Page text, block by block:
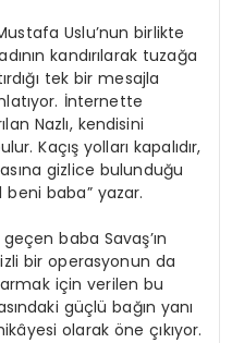
Uslu’nun birlikte
kandırılarak tuzağa
tek bir mesajla
İnternette
Nazlı, kendisini
Kaçış yolları kapalıdır,
gizlice bulunduğu
baba” yazar.
baba Savaş’ın
bir operasyonun da
için verilen bu
güçlü bağın yanı
olarak öne çıkıyor.